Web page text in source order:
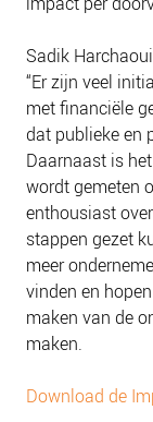
Sadik
“Er zijn veel
met financiële
dat publieke en
Daarnaast is
wordt gemeten
enthousiast
stappen gezet
meer
vinden en
maken van de
maken.
Download de